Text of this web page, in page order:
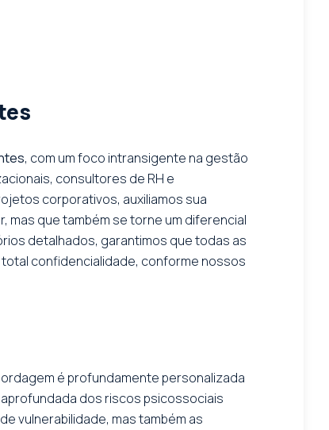
, com um foco intransigente na gestão
consultores de RH e
corporativos, auxiliamos sua
mas que também se torne um diferencial
detalhados, garantimos que todas as
total confidencialidade, conforme nossos
é profundamente personalizada
aprofundada dos riscos psicossociais
vulnerabilidade, mas também as